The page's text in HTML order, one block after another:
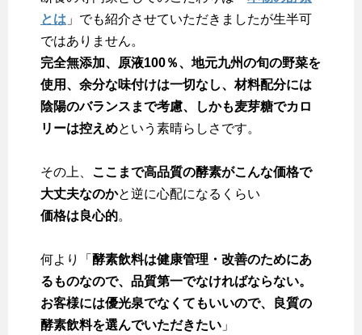
とは 」でも紹介させていただきましたが生半可
ではありません。
完全無添加、原液100％、地元九州の旬の野菜を
使用、余分な味付けは一切なし、材料配分には
陰陽のバランスまで考慮、しかも麦芽糖でカロ
リーは控えめという素晴らしさです。
その上、 ここまで高品質の酵素がこんな価格で
大丈夫なのかと逆に心配になるくらい
価格は良心的。
何より「 酵素飲料は健康管理・改善のためにあ
るものなので、品質第一でなければならない。
お客様には優光泉でなくてもいいので、良質の
酵素飲料を選んでいただきたい 」